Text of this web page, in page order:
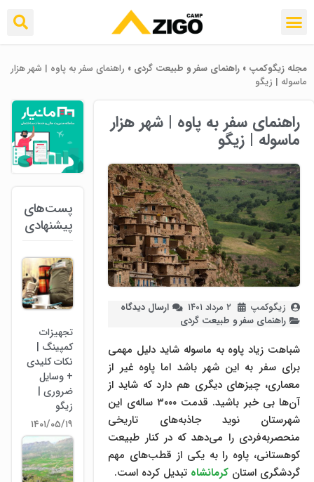
مجله زیگوکمپ » راهنمای سفر و طبیعت گردی » راهنمای سفر به پاوه | شهر هزار
ماسوله | زیگو
راهنمای سفر به پاوه | شهر هزار
ماسوله | زیگو
زیگوکمپ ۲ مرداد ۱۴۰۱
ارسال دیدگاه
راهنمای سفر و طبیعت گردی
شباهت زیاد پاوه به ماسوله شاید دلیل مهمی
برای سفر به این شهر باشد اما پاوه غیر از
معماری، چیزهای دیگری هم دارد که شاید از
آن‌ها بی خبر باشید. قدمت ۳۰۰۰ ساله‌ی این
شهرستان نوید جاذبه‌های تاریخی
منحصربه‌فردی را می‌دهد که در کنار طبیعت
کوهستانی، پاوه را به یکی از قطب‌های مهم
گردشگری استان کرمانشاه تبدیل کرده است.
پست‌های
پیشنهادی
تجهیزات
کمپینگ |
نکات کلیدی
+ وسایل
ضروری |
زیگو
۱۴۰۱/۰۵/۱۹